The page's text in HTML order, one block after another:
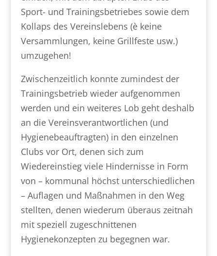
Sport- und Trainingsbetriebes sowie dem
Kollaps des Vereinslebens (è keine
Versammlungen, keine Grillfeste usw.)
umzugehen!
Zwischenzeitlich konnte zumindest der
Trainingsbetrieb wieder aufgenommen
werden und ein weiteres Lob geht deshalb
an die Vereinsverantwortlichen (und
Hygienebeauftragten) in den einzelnen
Clubs vor Ort, denen sich zum
Wiedereinstieg viele Hindernisse in Form
von – kommunal höchst unterschiedlichen
– Auflagen und Maßnahmen in den Weg
stellten, denen wiederum überaus zeitnah
mit speziell zugeschnittenen
Hygienekonzepten zu begegnen war.